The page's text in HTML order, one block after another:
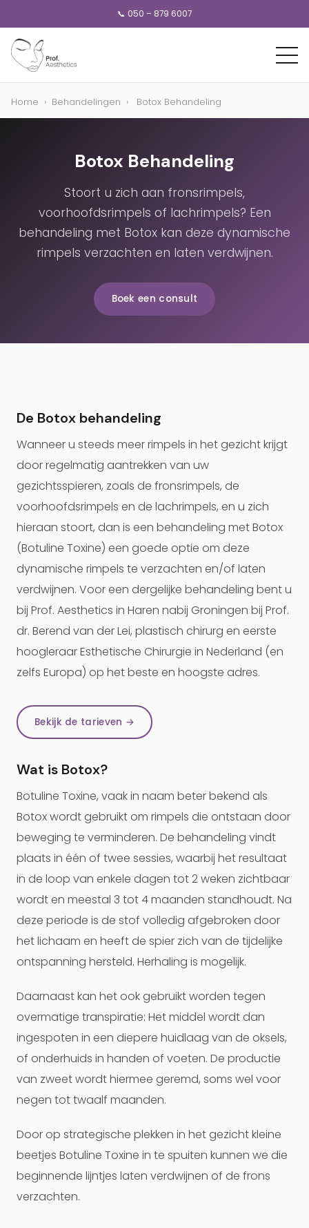
📞 050 – 879 6007
Home › Behandelingen › Botox Behandeling
Botox Behandeling
Stoort u zich aan fronsrimpels,
voorhoofdsrimpels of lachrimpels? Een
behandeling met Botox kan deze dynamische
rimpels verzachten en laten verdwijnen.
Boek een consult
De Botox behandeling
Wanneer u steeds meer rimpels in het gezicht krijgt
door regelmatig aantrekken van uw
gezichtsspieren, zoals de fronsrimpels, de
voorhoofdsrimpels en de lachrimpels, en u zich
hieraan stoort, dan is een behandeling met Botox
(Botuline Toxine) een goede optie om deze
dynamische rimpels te verzachten en/of laten
verdwijnen. Voor een dergelijke behandeling bent u
bij Prof. Aesthetics in Haren nabij Groningen bij Prof.
dr. Berend van der Lei, plastisch chirurg en eerste
hoogleraar Esthetische Chirurgie in Nederland (en
zelfs Europa) op het beste en hoogste adres.
Bekijk de tarieven →
Wat is Botox?
Botuline Toxine, vaak in naam beter bekend als
Botox wordt gebruikt om rimpels die ontstaan door
beweging te verminderen. De behandeling vindt
plaats in één of twee sessies, waarbij het resultaat
in de loop van enkele dagen tot 2 weken zichtbaar
wordt en meestal 3 tot 4 maanden standhoudt. Na
deze periode is de stof volledig afgebroken door
het lichaam en heeft de spier zich van de tijdelijke
ontspanning hersteld. Herhaling is mogelijk.
Daarnaast kan het ook gebruikt worden tegen
overmatige transpiratie: Het middel wordt dan
ingespoten in een diepere huidlaag van de oksels,
of onderhuids in handen of voeten. De productie
van zweet wordt hiermee geremd, soms wel voor
negen tot twaalf maanden.
Door op strategische plekken in het gezicht kleine
beetjes Botuline Toxine in te spuiten kunnen we die
beginnende lijntjes laten verdwijnen of de frons
verzachten.